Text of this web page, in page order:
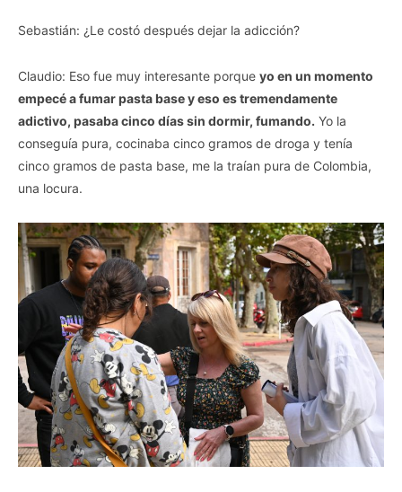
Sebastián: ¿Le costó después dejar la adicción?
Claudio: Eso fue muy interesante porque yo en un momento
empecé a fumar pasta base y eso es tremendamente
adictivo, pasaba cinco días sin dormir, fumando. Yo la
conseguía pura, cocinaba cinco gramos de droga y tenía
cinco gramos de pasta base, me la traían pura de Colombia,
una locura.